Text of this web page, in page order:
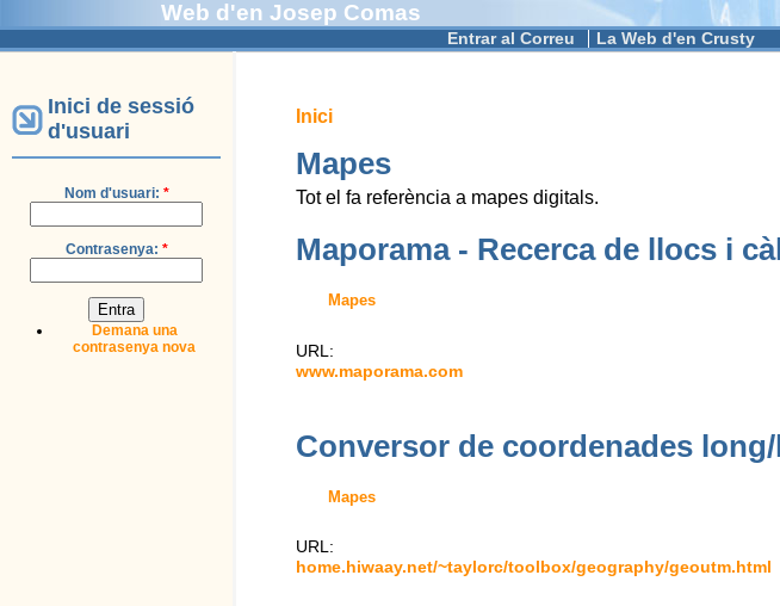
Web d'en Josep Comas
Entrar al Correu La Web d'en Crusty
Inici de sessió
d'usuari
Nom d'usuari: *
Contrasenya: *
Demana una
contrasenya nova
Inici
Mapes
Tot el fa referència a mapes digitals.
Maporama - Recerca de llocs i
Mapes
URL:
www.maporama.com
Conversor de coordenades
Mapes
URL:
home.hiwaay.net/~taylorc/toolbox/geography/geoutm.html